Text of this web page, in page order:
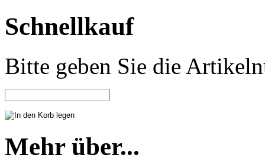
Schnellkauf
Bitte geben Sie die
Mehr über...